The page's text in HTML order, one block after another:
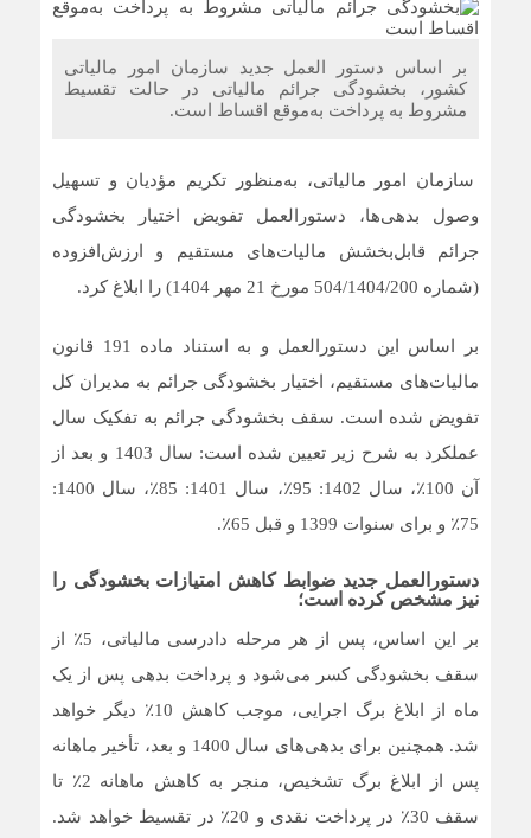
ضرورت بازنگری در شیوه‌های مالیات‌ستانی از اصناف در دوران
سرشماره «MALIAT» تنها مرجع رسمی ارسال پیامک‌های
شایعه گرانی بنزین، قیمت خودروهای برقی را بالا برد
موکب جاماندگان اربعین اتاق اصناف تهران و اتحادیه های
صنفی برپا شد
بر اساس دستور العمل جدید سازمان امور مالیاتی
کشور، بخشودگی جرائم مالیاتی در حالت تقسیط
مشروط به پرداخت به‌موقع اقساط است.
سازمان امور مالیاتی، به‌منظور تکریم مؤدیان و تسهیل
وصول بدهی‌ها، دستورالعمل تفویض اختیار بخشودگی
جرائم قابل‌بخشش مالیات‌های مستقیم و ارزش‌افزوده
(شماره 504/1404/200 مورخ 21 مهر 1404) را ابلاغ کرد.
بر اساس این دستورالعمل و به استناد ماده 191 قانون
مالیات‌های مستقیم، اختیار بخشودگی جرائم به مدیران کل
تفویض شده است. سقف بخشودگی جرائم به تفکیک سال
عملکرد به شرح زیر تعیین شده است: سال 1403 و بعد از
آن 100٪، سال 1402: 95٪، سال 1401: 85٪، سال 1400:
75٪ و برای سنوات 1399 و قبل 65٪.
دستورالعمل جدید ضوابط کاهش امتیازات بخشودگی را
نیز مشخص کرده است؛
بر این اساس، پس از هر مرحله دادرسی مالیاتی، 5٪ از
سقف بخشودگی کسر می‌شود و پرداخت بدهی پس از یک
ماه از ابلاغ برگ اجرایی، موجب کاهش 10٪ دیگر خواهد
شد. همچنین برای بدهی‌های سال 1400 و بعد، تأخیر ماهانه
پس از ابلاغ برگ تشخیص، منجر به کاهش ماهانه 2٪ تا
سقف 30٪ در پرداخت نقدی و 20٪ در تقسیط خواهد شد.